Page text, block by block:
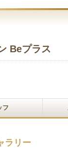
Beプラス
フ
ラリー